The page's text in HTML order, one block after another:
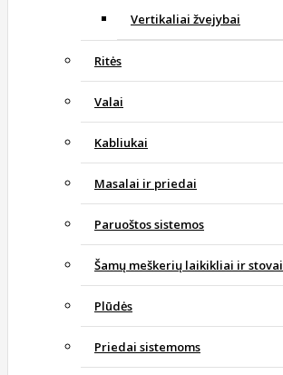
Vertikaliai žvejybai
Ritės
Valai
Kabliukai
Masalai ir priedai
Paruoštos sistemos
Šamų meškerių laikikliai ir stovai
Plūdės
Priedai sistemoms